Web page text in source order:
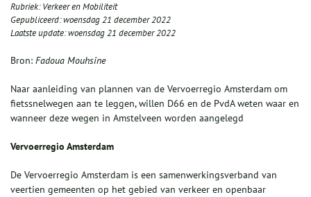
Rubriek:Verkeer en Mobiliteit
Gepubliceerd:woensdag 21 december 2022
Laatste update:woensdag 21 december 2022
Bron: Fadoua Mouhsine
Naar aanleiding van plannen van de Vervoerregio Amsterdam om
fietssnelwegen aan te leggen, willen D66 en de PvdA weten waar en
wanneer deze wegen in Amstelveen worden aangelegd
Vervoerregio Amsterdam
De Vervoerregio Amsterdam is een samenwerkingsverband van
veertien gemeenten op het gebied van verkeer en openbaar